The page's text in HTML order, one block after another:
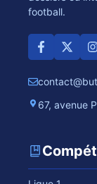
football.
67, avenue